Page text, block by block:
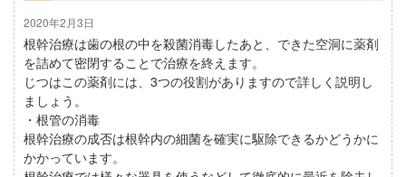
2020年2月3日
根幹治療は歯の根の中を殺菌消毒したあと、できた空洞に薬剤
を詰めて密閉することで治療を終えます。
じつはこの薬剤には、3つの役割がありますので詳しく説明し
ましょう。
・根管の消毒
根幹治療の成否は根幹内の細菌を確実に駆除できるかどうかに
かかっています。